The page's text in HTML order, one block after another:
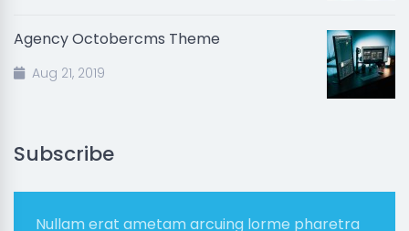
Agency Octobercms Theme
Aug 21, 2019
Subscribe
Nullam erat ametam arcuing lorme pharetra